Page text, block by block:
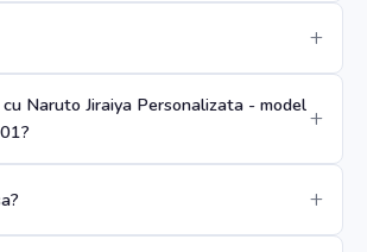
Naruto Jiraiya Personalizata - model